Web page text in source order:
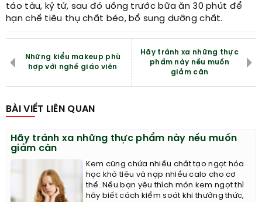
táo tàu, kỷ tử, sau đó uống trước bữa ăn 30 phút để
hạn chế tiêu thụ chất béo, bổ sung dưỡng chất.
Những kiểu makeup phù
hợp với nghề giáo viên
Hãy tránh xa những thực
phẩm này nếu muốn
giảm cân
BÀI VIẾT LIÊN QUAN
Hãy tránh xa những thực phẩm này nếu muốn
giảm cân
Kem cũng chứa nhiều chất tạo ngọt hóa
học khó tiêu và nạp nhiều calo cho cơ
thể. Nếu bạn yêu thích món kem ngọt thì
hãy biết cách kiểm soát khi thưởng thức,